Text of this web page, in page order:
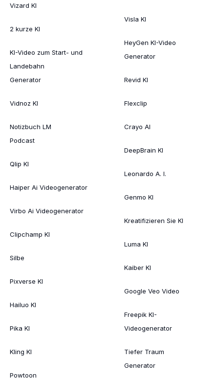
Vizard KI
2 kurze KI
KI-Video zum Start- und
Landebahn
Generator
Vidnoz KI
Notizbuch LM
Podcast
Qlip KI
Haiper Ai Videogenerator
Virbo Ai Videogenerator
Clipchamp KI
Silbe
Pixverse KI
Hailuo KI
Pika KI
Kling KI
Powtoon
Visla KI
HeyGen KI-Video
Generator
Revid KI
Flexclip
Crayo AI
DeepBrain KI
Leonardo A. I.
Genmo KI
Kreatifizieren Sie KI
Luma KI
Kaiber KI
Google Veo Video
Freepik KI-
Videogenerator
Tiefer Traum
Generator